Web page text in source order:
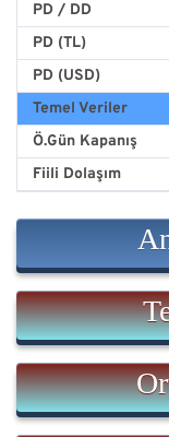
PD / DD
PD (TL)
PD (USD)
Temel Veriler
Ö.Gün Kapanış
Fiili Dolaşım